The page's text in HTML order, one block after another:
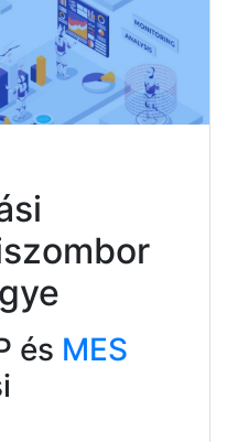
és MES